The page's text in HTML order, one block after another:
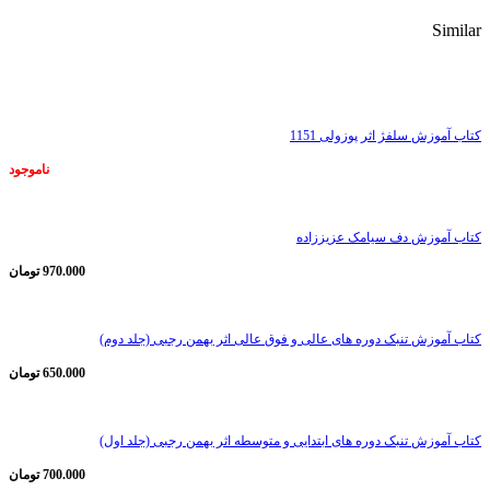
Similar
کتاب آموزش سلفژ اثر پوزولی 1151
ناموجود
کتاب آموزش دف سیامک عزیززاده
970.000 تومان
کتاب آموزش تنبک دوره های عالی و فوق عالی اثر بهمن رجبی (جلد دوم)
650.000 تومان
کتاب آموزش تنبک دوره های ابتدایی و متوسطه اثر بهمن رجبی (جلد اول)
700.000 تومان